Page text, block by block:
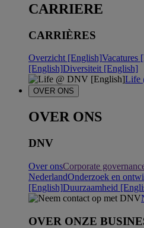
CARRIERE
CARRIÈRES
Overzicht [English]Vacatures
[English]Diversiteit [English]
Life
OVER ONS
OVER ONS
DNV
Over onsCorporate
NederlandOnderzoek en
[English]Duurzaamheid
OVER ONZE